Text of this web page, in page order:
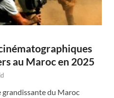
au Maroc en 2025
grandissante du Maroc